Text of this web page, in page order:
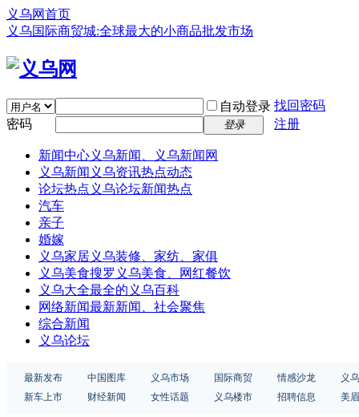
义乌网首页
义乌国际商贸城:全球最大的小商品批发市场
自动登录 找回密码
密码
登录 注册
新闻中心义乌新闻、义乌新闻网
义乌新闻 义乌资讯热点动态
论坛热点 义乌论坛新闻热点
汽车
亲子
婚嫁
义乌家居义乌装修、家纺、家俱
义乌美食搜罗义乌美食、网红餐饮
义乌大全最全的义乌百科
网络新闻最新新闻、社会聚焦
综合新闻
义乌论坛
最新发布 中国图库 义乌市场 国际商贸 情感沙龙
义
新车上市
财经新闻 女性话题 义乌楼市 招聘信息 美